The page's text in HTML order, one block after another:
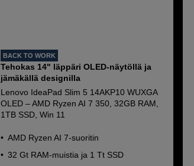
BACK TO WORK
Tehokas 14" läppäri OLED-näytöllä ja
jämäkällä designilla
Lenovo IdeaPad Slim 5 14AKP10 WUXGA
OLED – AMD Ryzen AI 7 350, 32GB RAM,
1TB SSD, Win 11
AMD Ryzen AI 7-suoritin
32 Gt RAM-muistia ja 1 Tt SSD